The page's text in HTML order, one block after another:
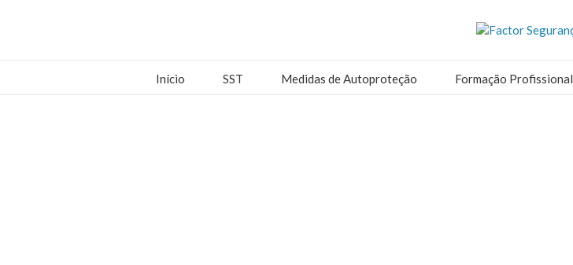
Início SST Medidas de Autoproteção Formação Profissional